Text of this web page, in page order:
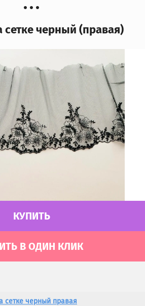
черный (правая)
КУПИТЬ
В ОДИН КЛИК
сетке черный правая